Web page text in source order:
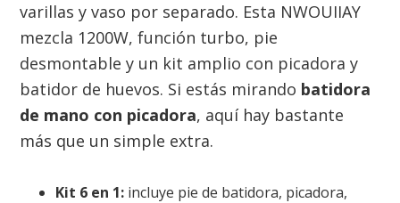
varillas y vaso por separado. Esta NWOUIIAY
mezcla 1200W, función turbo, pie
desmontable y un kit amplio con picadora y
batidor de huevos. Si estás mirando batidora
de mano con picadora, aquí hay bastante
más que un simple extra.
Kit 6 en 1: incluye pie de batidora, picadora,